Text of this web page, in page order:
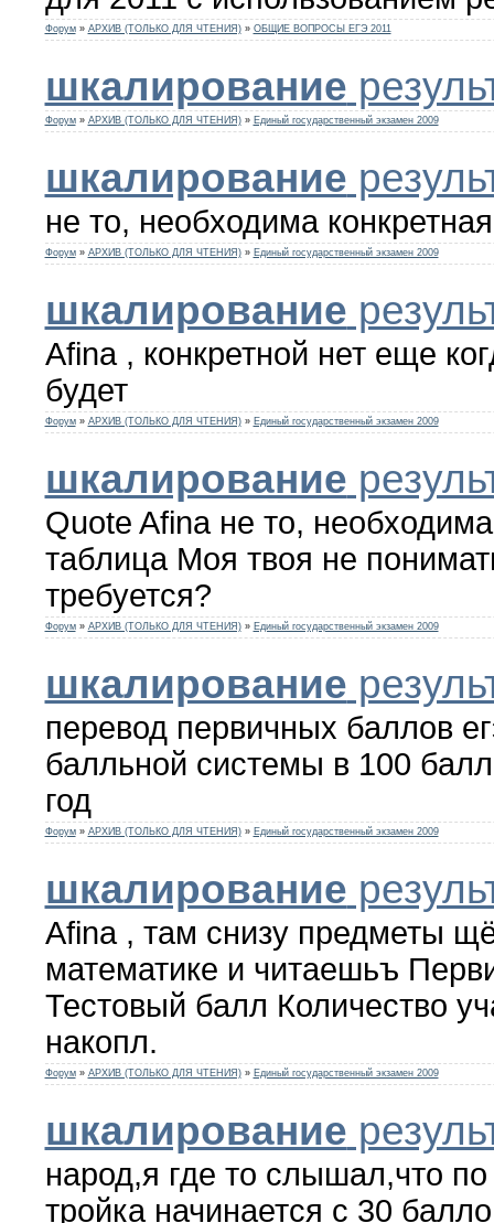
Форум » АРХИВ (ТОЛЬКО ДЛЯ ЧТЕНИЯ) » ОБЩИЕ ВОПРОСЫ ЕГЭ 2011
шкалирование
Форум » АРХИВ (ТОЛЬКО ДЛЯ ЧТЕНИЯ) » Единый государственный экзамен 2009
шкалирование
не то, необходима
Форум » АРХИВ (ТОЛЬКО ДЛЯ ЧТЕНИЯ) » Единый государственный экзамен 2009
шкалирование
Afina , конкретной нет еще
будет
Форум » АРХИВ (ТОЛЬКО ДЛЯ ЧТЕНИЯ) » Единый государственный экзамен 2009
шкалирование
Quote Afina не то,
таблица Моя твоя не
требуется?
Форум » АРХИВ (ТОЛЬКО ДЛЯ ЧТЕНИЯ) » Единый государственный экзамен 2009
шкалирование
перевод первичных баллов
балльной системы в 100
год
Форум » АРХИВ (ТОЛЬКО ДЛЯ ЧТЕНИЯ) » Единый государственный экзамен 2009
шкалирование
Afina , там снизу предметы
математике и читаешьъ
Тестовый балл Количество
накопл.
Форум » АРХИВ (ТОЛЬКО ДЛЯ ЧТЕНИЯ) » Единый государственный экзамен 2009
шкалирование
народ,я где то слышал,что
тройка начинается с 30